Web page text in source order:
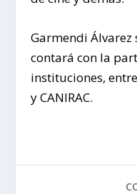
Garmendi
contará con la
instituciones,
y CANIRAC.